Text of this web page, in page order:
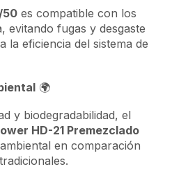
50 es compatible con los
evitando fugas y desgaste
la eficiencia del sistema de
🌍
y biodegradabilidad, el
HD-21 Premezclado
en comparación